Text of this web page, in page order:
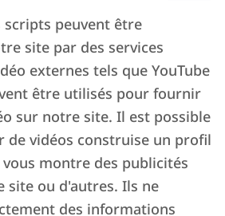
scripts peuvent être
site par des services
externes tels que YouTube
être utilisés pour fournir
sur notre site. Il est possible
de vidéos construise un profil
montre des publicités
site ou d'autres. Ils ne
des informations